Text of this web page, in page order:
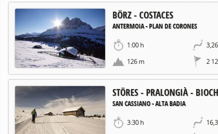
BÖRZ - COSTACES
ANTERMOIA - PLAN DE CORONES
1:00 h
126 m
2
STÖRES - PRALONGIÀ -
SAN CASSIANO - ALTA BADIA
3:30 h